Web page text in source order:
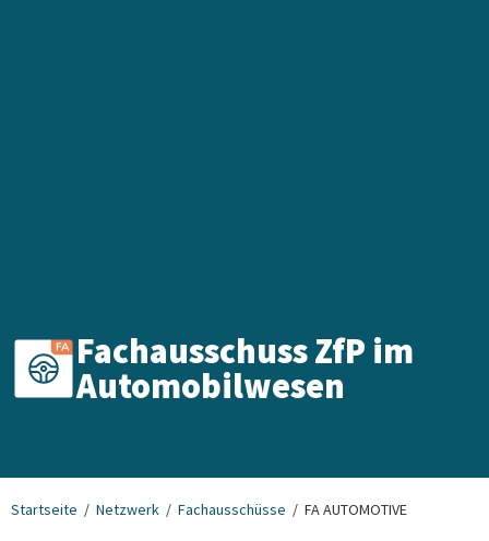
Fachausschuss ZfP im
Automobilwesen
Startseite Netzwerk Fachausschüsse FA AUTOMOTIVE